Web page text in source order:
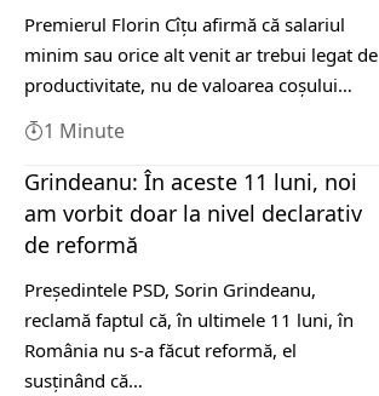
Premierul Florin Cîțu afirmă că salariul
minim sau orice alt venit ar trebui legat de
productivitate, nu de valoarea coșului…
1 Minute
Grindeanu: În aceste 11 luni, noi
am vorbit doar la nivel declarativ
de reformă
Preşedintele PSD, Sorin Grindeanu,
reclamă faptul că, în ultimele 11 luni, în
România nu s-a făcut reformă, el
susţinând că…